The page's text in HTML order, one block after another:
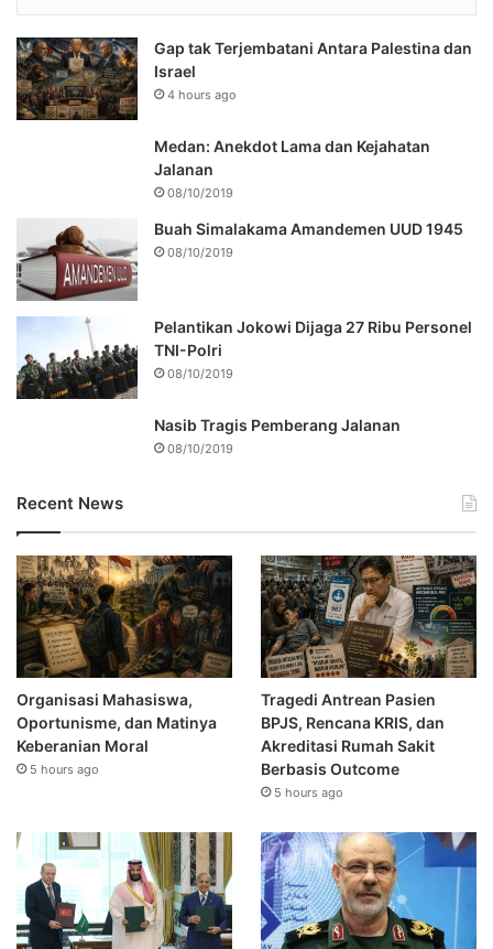
Gap tak Terjembatani Antara Palestina dan
Israel
4 hours ago
Medan: Anekdot Lama dan Kejahatan
Jalanan
08/10/2019
Buah Simalakama Amandemen UUD 1945
08/10/2019
Pelantikan Jokowi Dijaga 27 Ribu Personel
TNI-Polri
08/10/2019
Nasib Tragis Pemberang Jalanan
08/10/2019
Recent News
Organisasi Mahasiswa,
Oportunisme, dan Matinya
Keberanian Moral
5 hours ago
Tragedi Antrean Pasien
BPJS, Rencana KRIS, dan
Akreditasi Rumah Sakit
Berbasis Outcome
5 hours ago